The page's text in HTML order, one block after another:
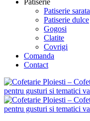
Patiserie
Patiserie sarata
Patiserie dulce
Gogosi
Clatite
Covrigi
Comanda
Contact